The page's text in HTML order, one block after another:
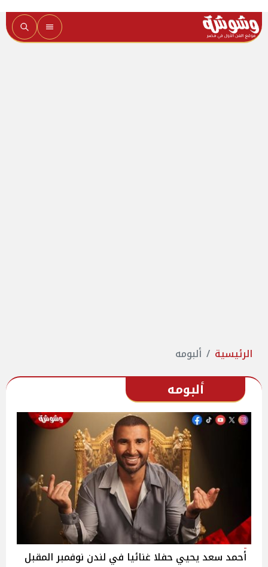
الرئيسية ألبومه
ألبومه
أحمد سعد يحيي حفلا غنائيا في لندن نوفمبر المقبل